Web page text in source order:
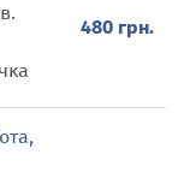
480 грн.